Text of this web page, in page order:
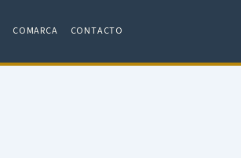
COMARCA CONTACTO